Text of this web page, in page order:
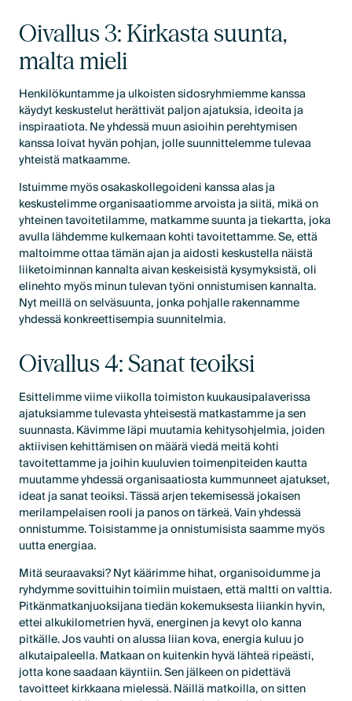
Oivallus 3: Kirkasta suunta,
malta mieli
Henkilökuntamme ja ulkoisten sidosryhmiemme kanssa
käydyt keskustelut herättivät paljon ajatuksia, ideoita ja
inspiraatiota. Ne yhdessä muun asioihin perehtymisen
kanssa loivat hyvän pohjan, jolle suunnittelemme tulevaa
yhteistä matkaamme.
Istuimme myös osakaskollegoideni kanssa alas ja
keskustelimme organisaatiomme arvoista ja siitä, mikä on
yhteinen tavoitetilamme, matkamme suunta ja tiekartta, joka
avulla lähdemme kulkemaan kohti tavoitettamme. Se, että
maltoimme ottaa tämän ajan ja aidosti keskustella näistä
liiketoiminnan kannalta aivan keskeisistä kysymyksistä, oli
elinehto myös minun tulevan työni onnistumisen kannalta.
Nyt meillä on selväsuunta, jonka pohjalle rakennamme
yhdessä konkreettisempia suunnitelmia.
Oivallus 4: Sanat teoiksi
Esittelimme viime viikolla toimiston kuukausipalaverissa
ajatuksiamme tulevasta yhteisestä matkastamme ja sen
suunnasta. Kävimme läpi muutamia kehitysohjelmia, joiden
aktiivisen kehittämisen on määrä viedä meitä kohti
tavoitettamme ja joihin kuuluvien toimenpiteiden kautta
muutamme yhdessä organisaatiosta kummunneet ajatukset,
ideat ja sanat teoiksi. Tässä arjen tekemisessä jokaisen
merilampelaisen rooli ja panos on tärkeä. Vain yhdessä
onnistumme. Toisistamme ja onnistumisista saamme myös
uutta energiaa.
Mitä seuraavaksi? Nyt käärimme hihat, organisoidumme ja
ryhdymme sovittuihin toimiin muistaen, että maltti on valttia.
Pitkänmatkanjuoksijana tiedän kokemuksesta liiankin hyvin,
ettei alkukilometrien hyvä, energinen ja kevyt olo kanna
pitkälle. Jos vauhti on alussa liian kova, energia kuluu jo
alkutaipaleella. Matkaan on kuitenkin hyvä lähteä ripeästi,
jotta kone saadaan käyntiin. Sen jälkeen on pidettävä
tavoitteet kirkkaana mielessä. Näillä matkoilla, on sitten